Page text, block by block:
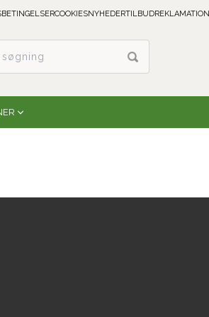
COOKIESNYHEDERTILBUD